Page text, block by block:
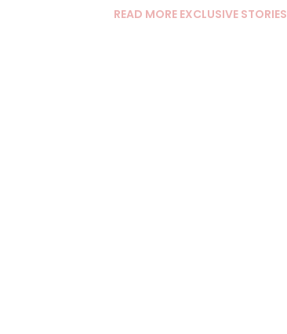
READ MORE EXCLUSIVE STORIES